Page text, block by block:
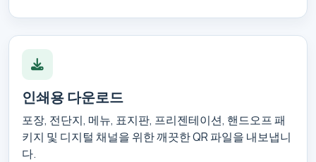
인쇄용 다운로드
포장, 전단지, 메뉴, 표지판, 프리젠테이션, 핸드오프 패
키지 및 디지털 채널을 위한 깨끗한 QR 파일을 내보냅니
다.